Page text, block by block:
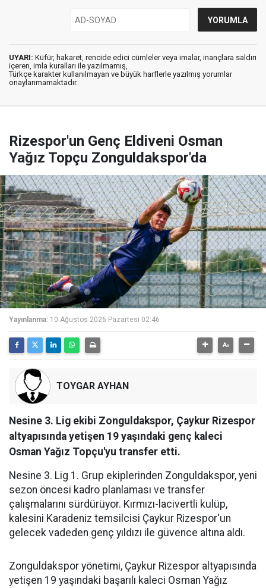
UYARI: Küfür, hakaret, rencide edici cümleler veya imalar, inançlara saldırı
içeren, imla kuralları ile yazılmamış,
Türkçe karakter kullanılmayan ve büyük harflerle yazılmış yorumlar
onaylanmamaktadır.
Rizespor'un Genç Eldiveni Osman
Yağız Topçu Zonguldakspor'da
Yayınlanma: 10 Ağustos 2026 Pazartesi 02:46
TOYGAR AYHAN
Nesine 3. Lig ekibi Zonguldakspor, Çaykur Rizespor
altyapısında yetişen 19 yaşındaki genç kaleci
Osman Yağız Topçu'yu transfer etti.
Nesine 3. Lig 1. Grup ekiplerinden Zonguldakspor, yeni
sezon öncesi kadro planlaması ve transfer
çalışmalarını sürdürüyor. Kırmızı-lacivertli kulüp,
kalesini Karadeniz temsilcisi Çaykur Rizespor'un
gelecek vadeden genç yıldızı ile güvence altına aldı.
Zonguldakspor yönetimi, Çaykur Rizespor altyapısında
yetişen 19 yaşındaki başarılı kaleci Osman Yağız